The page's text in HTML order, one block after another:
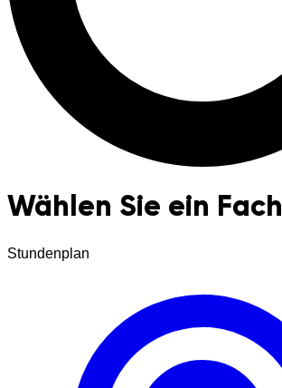
Wählen Sie ein Fach
Stundenplan